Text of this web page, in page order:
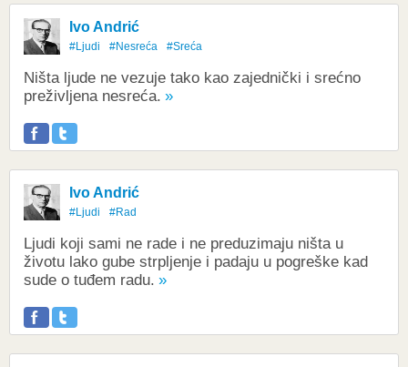
Ivo Andrić
#Ljudi #Nesreća #Sreća
Ništa ljude ne vezuje tako kao zajednički i srećno
preživljena nesreća.
Ivo Andrić
#Ljudi #Rad
Ljudi koji sami ne rade i ne preduzimaju ništa u
životu lako gube strpljenje i padaju u pogreške kad
sude o tuđem radu.